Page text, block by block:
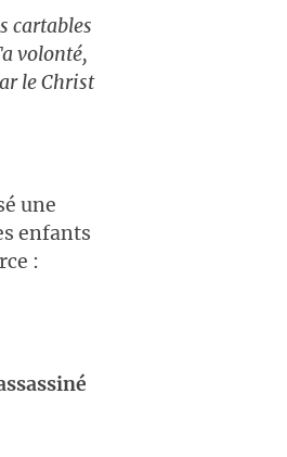
cartables
volonté,
le Christ
une
enfants
: